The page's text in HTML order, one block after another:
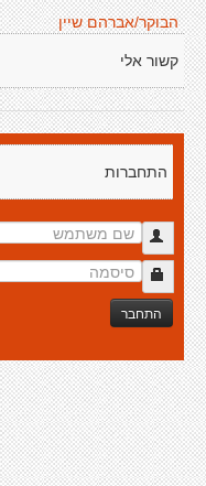
הבוקר/אברהם שיין
קשור אלי
התחברות
התחבר